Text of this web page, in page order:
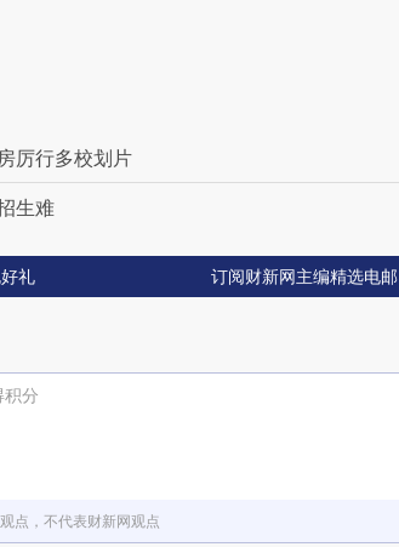
厉行多校划片
生难
礼 订阅财新网主编精选电邮
积分
点，不代表财新网观点